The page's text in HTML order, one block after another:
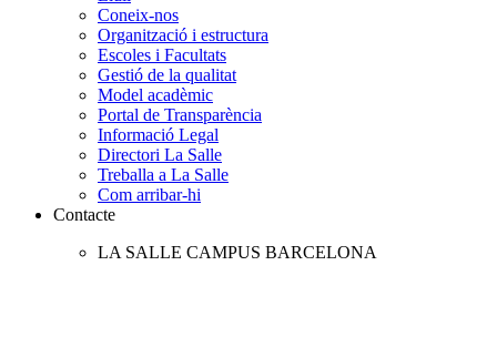
Coneix-nos
Organització i estructura
Escoles i Facultats
Gestió de la qualitat
Model acadèmic
Portal de Transparència
Informació Legal
Directori La Salle
Treballa a La Salle
Com arribar-hi
Contacte
LA SALLE CAMPUS BARCELONA